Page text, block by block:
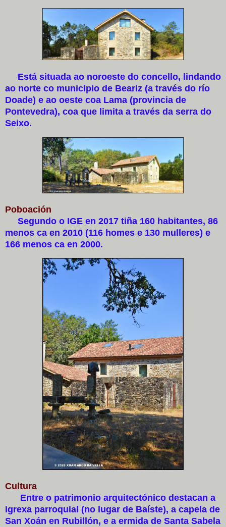
Está situada ao noroeste do concello, lindando
ao norte co municipio de Beariz (a través do río
Doade) e ao oeste coa Lama (provincia de
Pontevedra), coa que limita a través da serra do
Seixo.
Poboación
Segundo o IGE en 2017 tiña 160 habitantes, 86
menos ca en 2010 (116 homes e 130 mulleres) e
166 menos ca en 2000.
Cultura
Entre o patrimonio arquitectónico destacan a
igrexa parroquial (no lugar de Baíste), a capela de
San Xoán en Rubillón, e a ermida de Santa Sabela